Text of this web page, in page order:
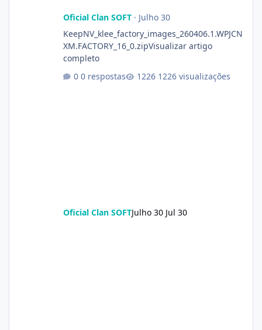
Oficial Clan SOFT· Julho 30
KeepNV_klee_factory_images_260406.1.WPJCN
XM.FACTORY_16_0.zipVisualizar artigo
completo
0 respostas
1226 visualizações
Oficial Clan SOFTJulho 30 Jul 30